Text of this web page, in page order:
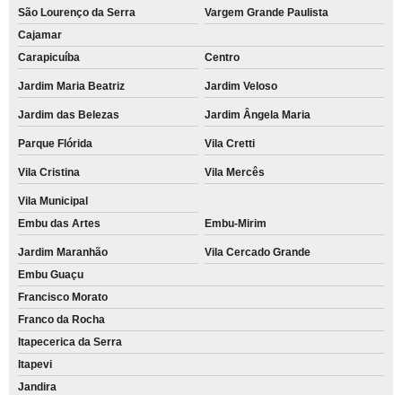
São Lourenço da Serra
Vargem Grande Paulista
Cajamar
Carapicuíba
Centro
Jardim Maria Beatriz Jardim Veloso
Jardim das Belezas Jardim Ângela Maria
Parque Flórida Vila Cretti
Vila Cristina Vila Mercês
Vila Municipal
Embu das Artes
Embu-Mirim
Jardim Maranhão
Vila Cercado Grande
Embu Guaçu
Francisco Morato
Franco da Rocha
Itapecerica da Serra
Itapevi
Jandira